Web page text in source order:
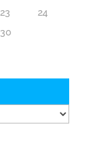
23
24
30